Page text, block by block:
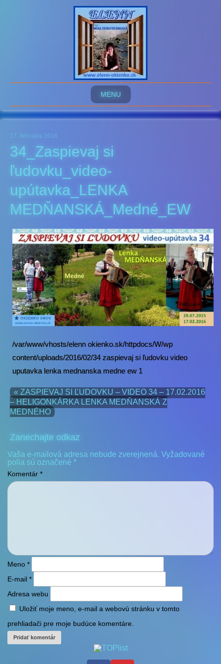
MENU
17. februára 2016
34_Zaspievaj si
ľudovku_video-
upútavka_LENKA
MEDŇANSKÁ_Medné_EW
/var/www/vhosts/elenn okienko.sk/httpdocs/W/wp
content/uploads/2016/02/34 zaspievaj si ľudovku video
uputavka lenka mednanska medne ew 1
« ZASPIEVAJ SI ĽUDOVKU – VIDEO 34 – 17.02.2016
– HELIGONKÁRKA LENKA MEDŇANSKÁ Z
MEDNÉHO
Zanechajte odkaz
Vaša e-mailová adresa nebude zverejnená. Vyžadované
polia sú označené *
Komentár *
Meno *
E-mail *
Adresa webu
Uložiť moje meno, e-mail a webovú stránku v tomto
prehliadači pre moje budúce komentáre.